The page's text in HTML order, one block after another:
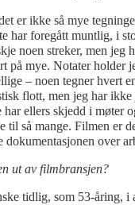
er ikke så mye
har foregått muntlig, i
noen streker, men jeg
på mye. Notater holder
– noen tegner hvert
flott, men jeg har ikke
har ellers skjedd i møter
til så mange. Filmen er
dokumentasjonen over
ut av filmbransjen?
tidlig, som 53-åring, i